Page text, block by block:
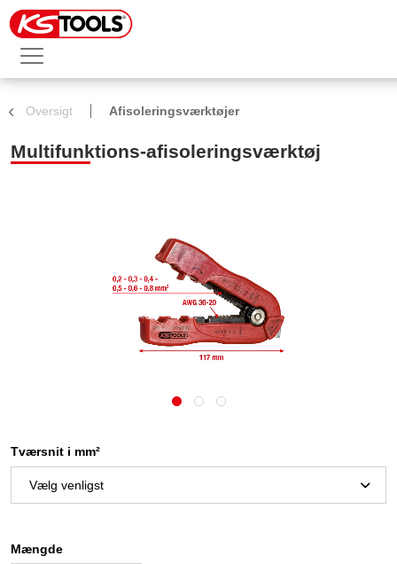
Oversigt Afisoleringsværktøjer
Multifunktions-afisoleringsværktøj
Tværsnit i mm²
Mængde